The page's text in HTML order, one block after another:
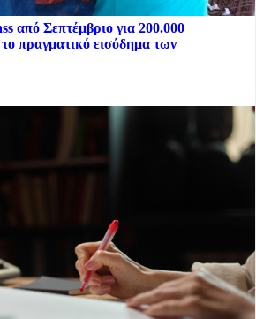
από Σεπτέμβριο για 200.000
πραγματικό εισόδημα των